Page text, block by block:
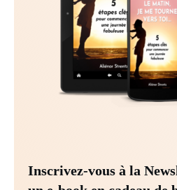
Inscrivez-vous à la